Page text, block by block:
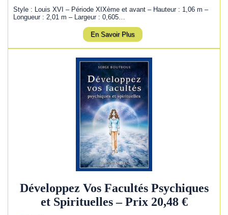
Style : Louis XVI – Période XIXème et avant – Hauteur : 1,06 m –
Longueur : 2,01 m – Largeur : 0,605…
En Savoir Plus
Développez Vos Facultés Psychiques
et Spirituelles – Prix 20,48 €